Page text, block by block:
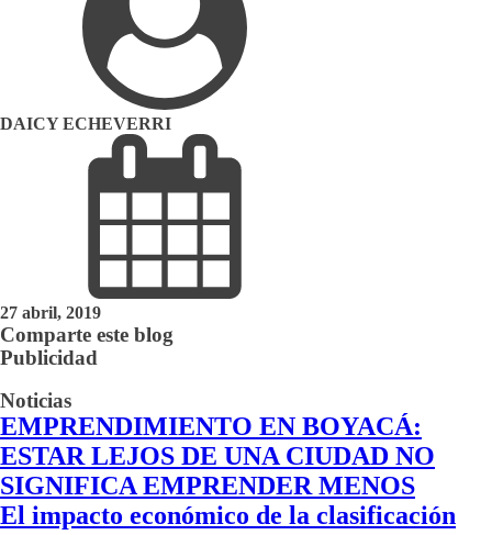
DAICY ECHEVERRI
27 abril, 2019
Comparte este blog
Publicidad
Noticias
EMPRENDIMIENTO EN BOYACÁ:
ESTAR LEJOS DE UNA CIUDAD NO
SIGNIFICA EMPRENDER MENOS
El impacto económico de la clasificación